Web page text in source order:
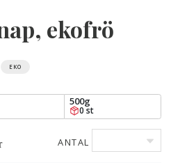
ekofrö
EKO
500g
0 st
ANTAL